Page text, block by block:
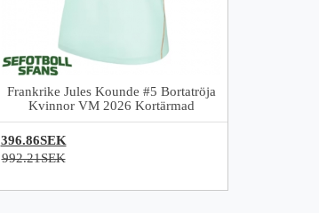
Frankrike Jules Kounde #5 Bortatröja
Kvinnor VM 2026 Kortärmad
396.86SEK
992.21SEK